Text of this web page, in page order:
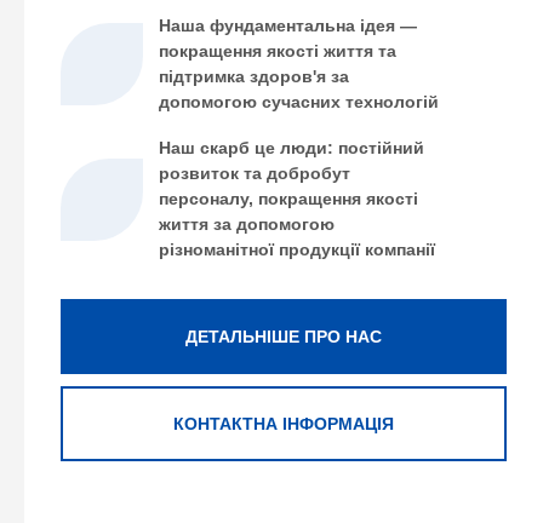
Наша фундаментальна ідея —
покращення якості життя та
підтримка здоров'я за
допомогою сучасних технологій
Наш скарб це люди: постійний
розвиток та добробут
персоналу, покращення якості
життя за допомогою
різноманітної продукції компанії
ДЕТАЛЬНІШЕ ПРО НАС
КОНТАКТНА ІНФОРМАЦІЯ